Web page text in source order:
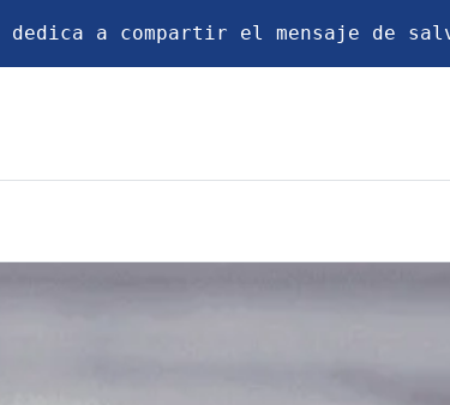
a compartir el mensaje de